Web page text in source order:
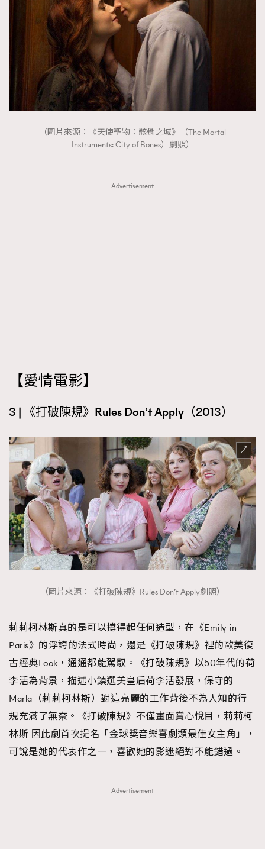
AFrenchMind
DressLikeAParisienne
EmpowerF
FashionWeek FigaroAesthetic
（圖片來源：《天使聖物：骸骨之城》（The Mortal
Instruments: City of Bones）劇照）
Advertisement
【愛情電影】
3 | 《打破陳規》Rules Don’t Apply（2013）
（圖片來源：《打破陳規》Rules Don’t Apply劇照）
莉莉柯林斯真的是可以撐得起任何造型，在《Emily in
Paris》的浮誇的法式時尚，還是《打破陳規》裡的歐美復
古經典Look，通通都能駕馭。《打破陳規》以50年代的荷
李活為背景，描述小鎮選美皇后荷李活發展，保守的
Marla（莉莉柯林斯）對這亮麗的工作背後不為人知的行
規充滿了無奈。《打破陳規》不僅畫面賞心悅目，莉莉柯
林斯 因此劇首次提名「金球獎音樂喜劇類最佳女主角」，
可說是她的代表作之一，喜歡她的影迷絕對不能錯過。
Advertisement